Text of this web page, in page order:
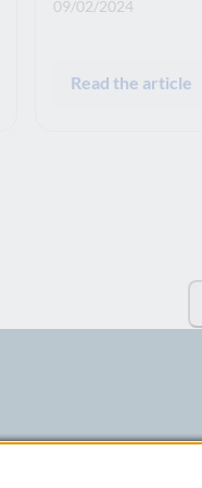
Publication date: :
09/02/2024
Read the article